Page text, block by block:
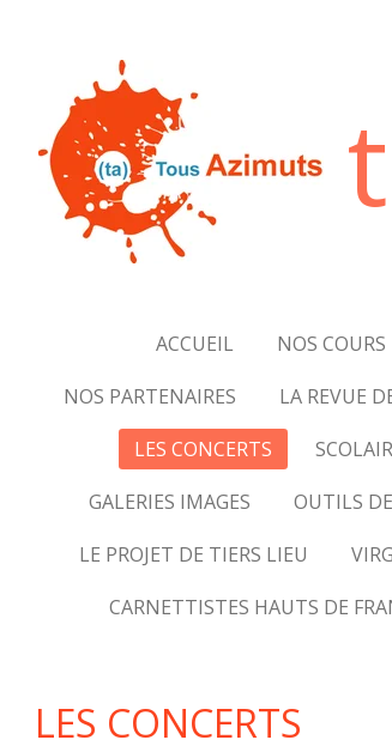
ACCUEIL NOS COURS
NOS PARTENAIRES
LA REVUE
LES CONCERTS
GALERIES IMAGES
OUTILS
LE PROJET DE TIERS LIEU
CARNETTISTES HAUTS DE
LES CONCERTS